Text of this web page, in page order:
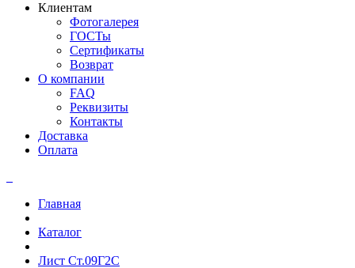
Клиентам
Фотогалерея
ГОСТы
Сертификаты
Возврат
О компании
FAQ
Реквизиты
Контакты
Доставка
Оплата
Главная
Каталог
Лист Ст.09Г2С